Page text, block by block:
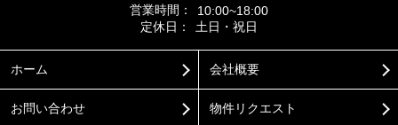
営業時間：
10:00~18:00
定休日：
土日・祝日
ホーム 会社概要
お問い合わせ 物件リクエスト